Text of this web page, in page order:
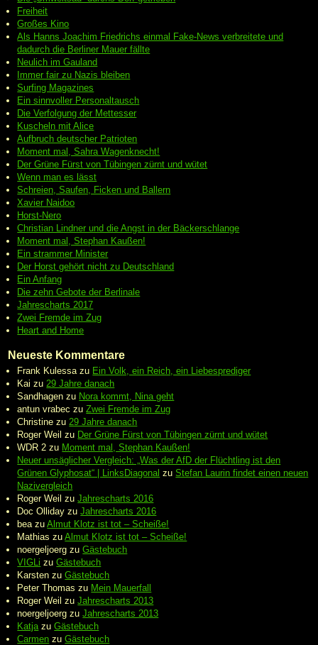
Freiheit
Großes Kino
Als Hanns Joachim Friedrichs einmal Fake-News verbreitete und
dadurch die Berliner Mauer fällte
Neulich im Gauland
Immer fair zu Nazis bleiben
Surfing Magazines
Ein sinnvoller Personaltausch
Die Verfolgung der Mettesser
Kuscheln mit Alice
Aufbruch deutscher Patrioten
Moment mal, Sahra Wagenknecht!
Der Grüne Fürst von Tübingen zürnt und wütet
Wenn man es lässt
Schreien, Saufen, Ficken und Ballern
Xavier Naidoo
Horst-Nero
Christian Lindner und die Angst in der Bäckerschlange
Moment mal, Stephan Kaußen!
Ein strammer Minister
Der Horst gehört nicht zu Deutschland
Ein Anfang
Die zehn Gebote der Berlinale
Jahrescharts 2017
Zwei Fremde im Zug
Heart and Home
Neueste Kommentare
Frank Kulessa zu Ein Volk, ein Reich, ein Liebesprediger
Kai zu 29 Jahre danach
Sandhagen zu Nora kommt, Nina geht
antun vrabec zuZwei Fremde im Zug
Christine zu 29 Jahre danach
Roger Weil zu Der Grüne Fürst von Tübingen zürnt und wütet
WDR 2 zu Moment mal, Stephan Kaußen!
Neuer unsäglicher Vergleich: „Was der AfD der Flüchtling ist den
Grünen Glyphosat“ | LinksDiagonal zuStefan Laurin findet einen neuen
Nazivergleich
Roger Weil zuJahrescharts 2016
Doc Olliday zuJahrescharts 2016
bea zuAlmut Klotz ist tot – Scheiße!
Mathias zuAlmut Klotz ist tot – Scheiße!
noergeljoerg zuGästebuch
VIGLi zuGästebuch
Karsten zuGästebuch
Peter Thomas zu Mein Mauerfall
Roger Weil zuJahrescharts 2013
noergeljoerg zuJahrescharts 2013
Katja zuGästebuch
Carmen zuGästebuch